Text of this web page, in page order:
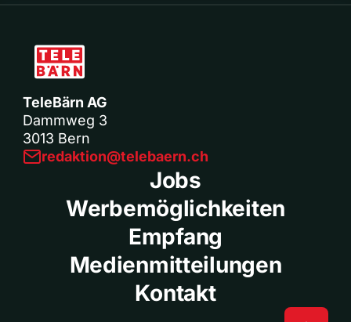
TeleBärn AG
Dammweg 3
3013 Bern
redaktion@telebaern.ch
Jobs
Werbemöglichkeiten
Empfang
Medienmitteilungen
Kontakt